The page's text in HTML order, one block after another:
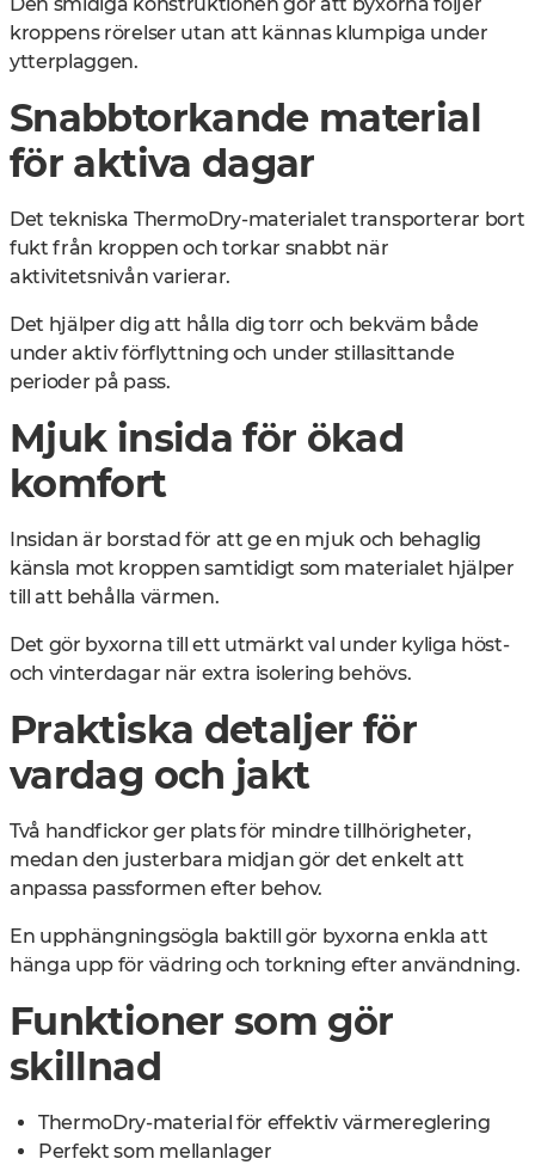
kroppens rörelser utan att kännas klumpiga under
ytterplaggen.
Snabbtorkande material
för aktiva dagar
Det tekniska ThermoDry-materialet transporterar bort
fukt från kroppen och torkar snabbt när
aktivitetsnivån varierar.
Det hjälper dig att hålla dig torr och bekväm både
under aktiv förflyttning och under stillasittande
perioder på pass.
Mjuk insida för ökad
komfort
Insidan är borstad för att ge en mjuk och behaglig
känsla mot kroppen samtidigt som materialet hjälper
till att behålla värmen.
Det gör byxorna till ett utmärkt val under kyliga höst-
och vinterdagar när extra isolering behövs.
Praktiska detaljer för
vardag och jakt
Två handfickor ger plats för mindre tillhörigheter,
medan den justerbara midjan gör det enkelt att
anpassa passformen efter behov.
En upphängningsögla baktill gör byxorna enkla att
hänga upp för vädring och torkning efter användning.
Funktioner som gör
skillnad
ThermoDry-material för effektiv värmereglering
Perfekt som mellanlager